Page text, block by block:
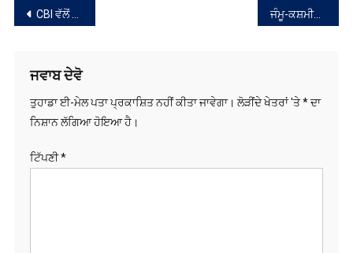
ਸੰਪਾਦਨਾ
CBI ਵੱਲੋਂ ਸੀਨੀਅਰ ਅਫ਼ਸਰ 93,000 ਰਿਸ਼ਵਤ ਲੈਂਦਾ ਗ੍ਰਿਫ਼ਤਾਰ ਜੰਮੂ-ਕਸ਼ਮੀਰ ‘ਚ ਲਸ਼ਕਰ-ਏ-ਤੋਇਬਾ ਦੇ ਦੋ ਅੱਤਵਾਦੀ ਮਾਰੇ ਗਏ
ਜਵਾਬ ਦੇਵੋ
ਤੁਹਾਡਾ ਈ-ਮੇਲ ਪਤਾ ਪ੍ਰਕਾਸ਼ਿਤ ਨਹੀਂ ਕੀਤਾ ਜਾਵੇਗਾ। ਲੋੜੀਂਦੇ ਖੇਤਰਾਂ 'ਤੇ*ਦਾ
ਨਿਸ਼ਾਨ ਲੱਗਿਆ ਹੋਇਆ ਹੈ।
ਟਿੱਪਣੀ*